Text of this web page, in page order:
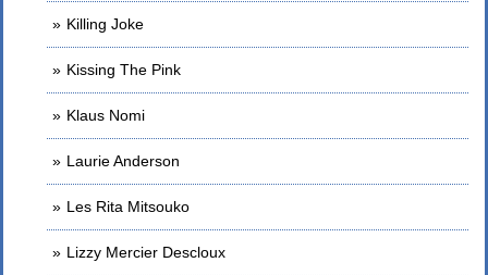
Killing Joke
Kissing The Pink
Klaus Nomi
Laurie Anderson
Les Rita Mitsouko
Lizzy Mercier Descloux